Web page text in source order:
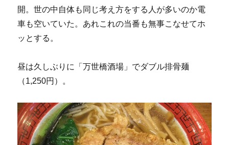
開。世の中自体も同じ考え方をする人が多いのか電
車も空いていた。あれこれの当番も無事こなせてホ
ッとする。
昼は久しぶりに「万世橋酒場」でダブル排骨麺
（1,250円）。